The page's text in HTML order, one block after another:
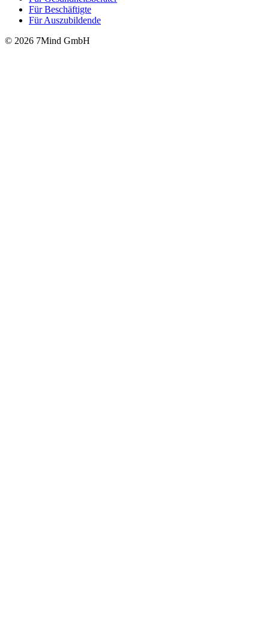
Für Beschäftigte
Für Auszubildende
© 2026 7Mind GmbH